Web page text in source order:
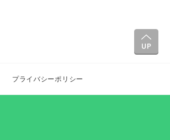
プライバシーポリシー